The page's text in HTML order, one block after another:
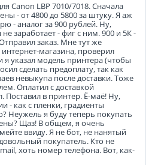
Canon LBP 7010/7018. Сначала
- от 4800 до 5800 за штуку. Я аж
- аналог за 900 рублей. Ну,
заработает - фиг с ним. 900 и 5К -
заказ. Мне тут же
магазина, проверил
я указал модель принтера (чтобы
сделать предоплату, так как
невыкупа после доставки. Тоже
Оплатил с доставкой
Поставил в принтер. Ё-маё! Ну,
- как с пленки, градиенты
Неужель я буду теперь покупать
Щаз! В общем, я очень
ввиду. Я не бот, не нанятый
покупатель. Кто не
хоть номер телефона. Вот, как-